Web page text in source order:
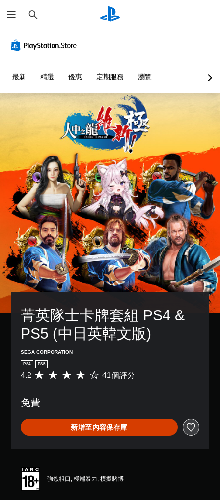
尋
最新 精選 優惠 定期服務 瀏覽
菁英隊士卡牌套組 PS4 &
PS5 (中日英韓文版)
SEGA CORPORATION
PS4 PS5
平
分
4
.
滿
5
4.2 41個評分
免費
新增至內容保存庫
強烈粗口, 極端暴力, 模擬賭博